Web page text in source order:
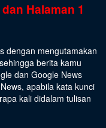
Halaman 1
dengan mengutamakan
berita kamu
dan Google News
apabila kata kunci
kali didalam tulisan